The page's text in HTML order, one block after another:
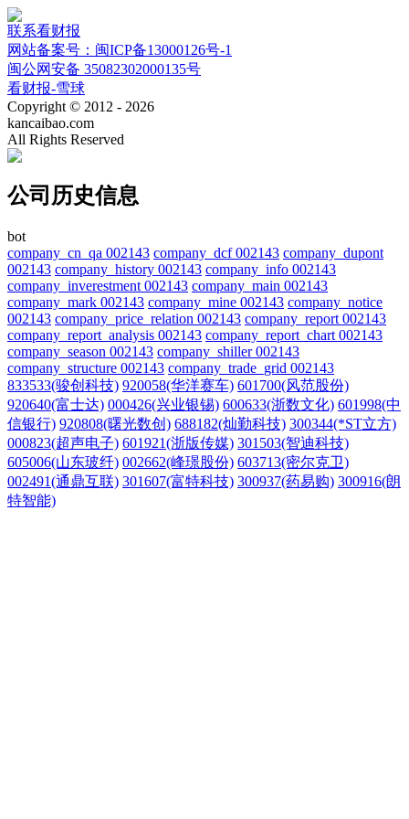
联系看财报
网站备案号：闽ICP备13000126号-1
闽公网安备 35082302000135号
看财报-雪球
Copyright © 2012 - 2026
kancaibao.com
All Rights Reserved
公司历史信息
bot
company_cn_qa 002143 company_dcf 002143 company_dupont
002143 company_history 002143 company_info 002143
company_inverestment 002143 company_main 002143
company_mark 002143 company_mine 002143 company_notice
002143 company_price_relation 002143 company_report 002143
company_report_analysis 002143 company_report_chart 002143
company_season 002143 company_shiller 002143
company_structure 002143 company_trade_grid 002143
833533(骏创科技) 920058(华洋赛车) 601700(风范股份)
920640(富士达) 000426(兴业银锡) 600633(浙数文化) 601998(中
信银行) 920808(曙光数创) 688182(灿勤科技) 300344(*ST立方)
000823(超声电子) 601921(浙版传媒) 301503(智迪科技)
605006(山东玻纤) 002662(峰璟股份) 603713(密尔克卫)
002491(通鼎互联) 301607(富特科技) 300937(药易购) 300916(朗
特智能)